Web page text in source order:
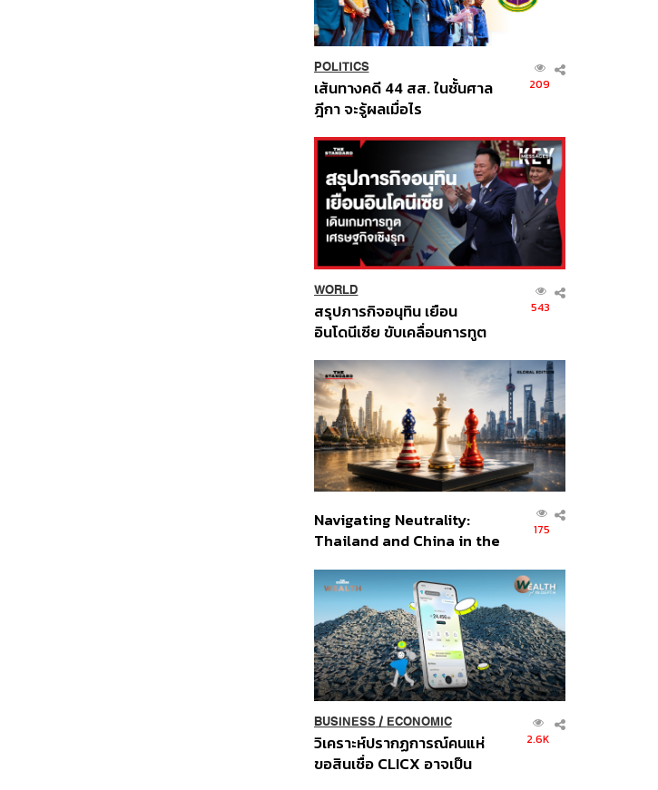
POLITICS
เส้นทางคดี 44 สส. ในชั้นศาล
ฎีกา จะรู้ผลเมื่อไร
209
WORLD
สรุปภารกิจอนุทิน เยือน
อินโดนีเซีย ขับเคลื่อนการทูต
ส่วนยุทธศาสตร์ไทย –
อินโดนีเซีย
543
Navigating Neutrality:
Thailand and China in the
Order
175
BUSINESS/ ECONOMIC
วิเคราะห์ปรากฏการณ์คนแห่
ขอสินเชื่อ CLICX อาจเป็น
2.6K